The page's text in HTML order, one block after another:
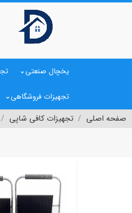
یخچال صنعتی
تجهیزات فروشگاهی
صفحه اصلی تجهیزات کافی شاپی